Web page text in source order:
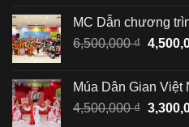
MC Dẫn chương
6,500,000₫ Giá
Múa Dân Gian Việt
4,500,000₫ Giá